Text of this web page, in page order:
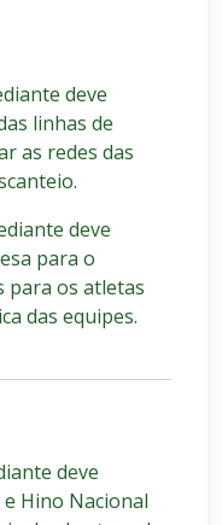
deve
linhas de
as redes das
deve
para o
para os atletas
das equipes.
deve
Hino Nacional